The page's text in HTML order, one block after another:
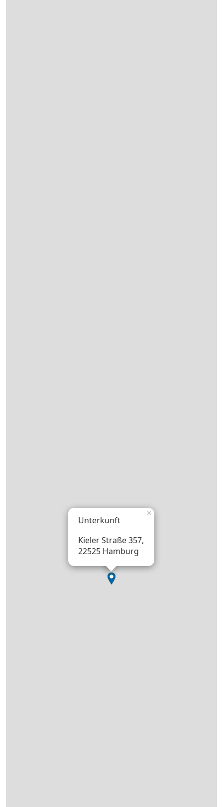
Unterkunft
Kieler Straße 357,
22525 Hamburg
×